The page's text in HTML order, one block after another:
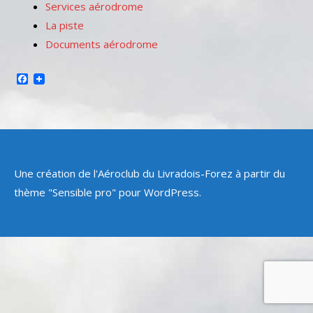
Services aérodrome
La piste
Documents aérodrome
Facebook
Une création de l'Aéroclub du Livradois-Forez à partir du
thème "Sensible pro" pour WordPress.